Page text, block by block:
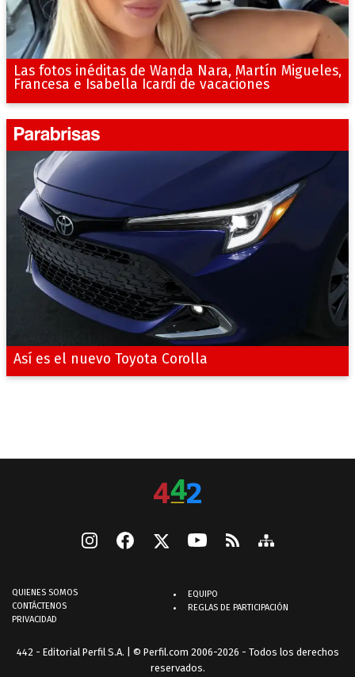
Las fotos inéditas de Wanda Nara, Martín Migueles,
Francesa e Isabella Icardi de vacaciones
Así es el nuevo Toyota Corolla
QUIENES SOMOS
CONTÁCTENOS
PRIVACIDAD
EQUIPO
REGLAS DE PARTICIPACIÓN
442 - Editorial Perfil S.A. | © Perfil.com 2006-2026 - Todos los derechos
reservados.